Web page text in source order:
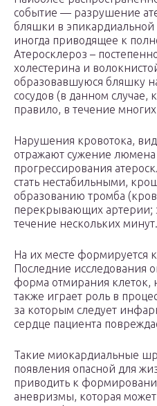
событие — разрушение
бляшки в
иногда приводящее к
Атеросклероз –
холестерина и
образовавшуюся бляшку
сосудов (в данном
правило, в течение многих
Нарушения кровотока,
отражают сужение люмена
прогрессирования
стать нестабильными,
образованию тромба
перекрывающих артерии;
течение нескольких минут.
На их месте формируется
Последние исследования
форма отмирания клеток,
также играет роль в
за которым следует
сердце пациента
Такие миокардиальные
появления опасной для
приводить к
аневризмы, которая может